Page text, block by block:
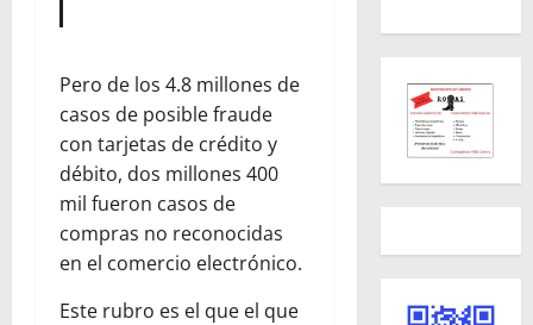
Pero de los 4.8 millones de
casos de posible fraude
con tarjetas de crédito y
débito, dos millones 400
mil fueron casos de
compras no reconocidas
en el comercio electrónico.
Este rubro es el que el que